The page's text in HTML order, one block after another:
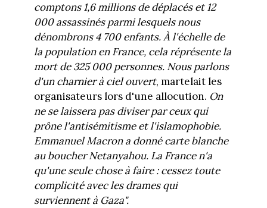
comptons 1,6 millions de déplacés et 12
000 assassinés parmi lesquels nous
dénombrons 4 700 enfants. À l'échelle de
la population en France, cela réprésente la
mort de 325 000 personnes. Nous parlons
d'un charnier à ciel ouvert, martelait les
organisateurs lors d'une allocution. On
ne se laissera pas diviser par ceux qui
prône l'antisémitisme et l'islamophobie.
Emmanuel Macron a donné carte blanche
au boucher Netanyahou. La France n'a
qu'une seule chose à faire : cessez toute
complicité avec les drames qui
surviennent à Gaza".